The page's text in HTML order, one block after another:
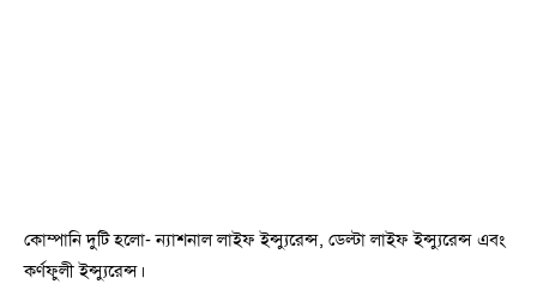
কোম্পানি দুটি হলো- ন্যাশনাল লাইফ ইন্স্যুরেন্স, ডেল্টা লাইফ ইন্স্যুরেন্স এবং
কর্ণফুলী ইন্স্যুরেন্স।